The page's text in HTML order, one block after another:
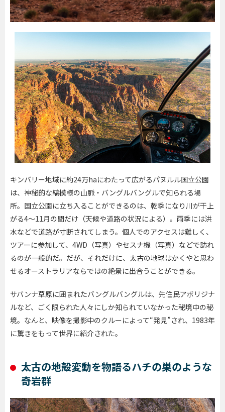
キンバリー地域に約24万haにわたって広がるパヌルル国立公園
は、神秘的な縞模様の山脈・バングルバングルで知られる場
所。国立公園に立ち入ることができるのは、乾季になり川が干上
がる4～11月の間だけ（天候や道路の状況による）。雨季には洪
水などで道路が寸断されてしまう。個人でのアクセスは難しく、
ツアーに参加して、4WD（写真）やセスナ機（写真）などで訪れ
るのが一般的だ。だが、それだけに、太古の地球はかくやと思わ
せるオーストラリアならではの絶景に出合うことができる。
サバンナ草原に囲まれたバングルバングルは、先住民アボリジナ
ルなど、ごく限られた人々にしか知られていなかった秘境中の秘
境。なんと、映像を撮影中のクルーによって“発見”され、1983年
に驚きをもって世界に紹介された。
太古の地殻変動を物語るハチの巣のような
奇岩群